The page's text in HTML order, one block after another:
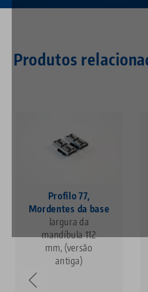
Produtos
Profilo 77,
Mordentes da base
largura da
mandíbula 112
mm, (versão
antiga)